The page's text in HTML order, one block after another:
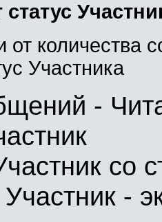
от
Участника
-
со
-